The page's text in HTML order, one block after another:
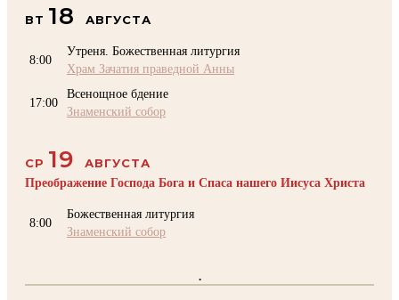
ВТ 18 АВГУСТА
8:00
Утреня. Божественная литургия
Храм Зачатия праведной Анны
17:00
Всенощное бдение
Знаменский собор
СР 19
АВГУСТА
Преображение Господа Бога и Спаса нашего Иисуса Христа
8:00
Божественная литургия
Знаменский собор
.